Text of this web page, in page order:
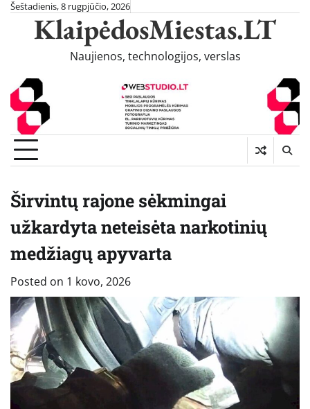
Skip
content
Šeštadienis, 8 rugpjūčio, 2026
KlaipėdosMiestas.LT
Naujienos, technologijos, verslas
Širvintų rajone sėkmingai
užkardyta neteisėta narkotinių
medžiagų apyvarta
Posted on 1 kovo, 2026